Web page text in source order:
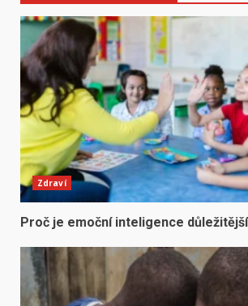
Zdraví
Proč je emoční inteligence